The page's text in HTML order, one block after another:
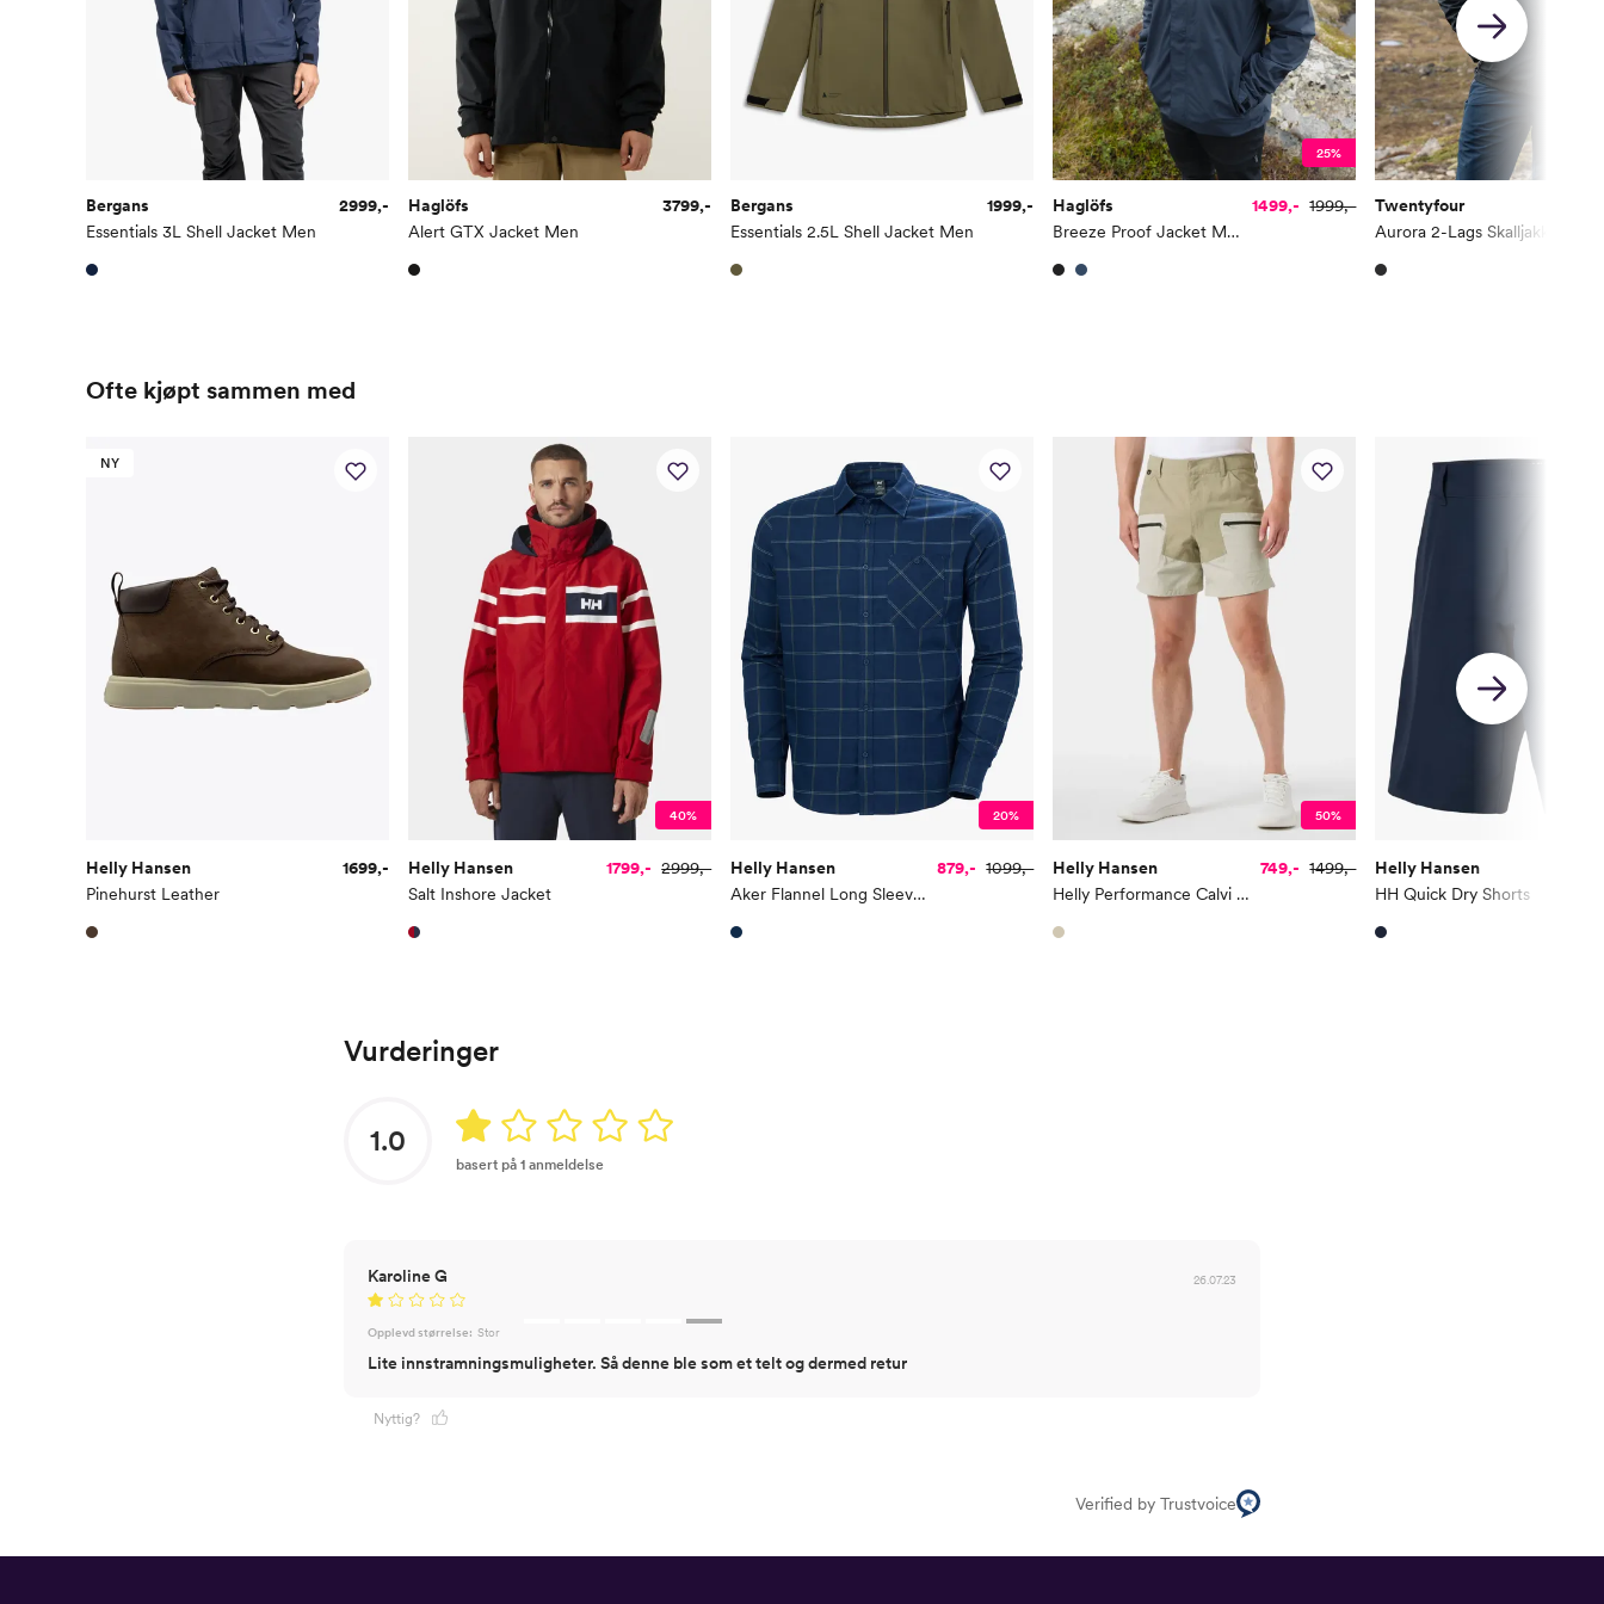
Bergans
Essentials 3L Shell Jacket Men
2999,-
Haglöfs
Alert GTX Jacket Men
3799,-
Bergans
Essentials 2.5L Shell Jacket Men
1999,-
25%
Haglöfs
Breeze Proof Jacket Men
1499,- 1999,-
Twentyfour
Aurora 2-Lags Skalljakke
Ofte kjøpt sammen med
NY
Helly Hansen
Pinehurst Leather
1699,-
40%
Helly Hansen
Salt Inshore Jacket
1799,- 2999,-
20%
Helly Hansen
Aker Flannel Long Sleeve Shirt
879,- 1099,-
50%
Helly Hansen
Helly Performance Calvi Shorts
749,- 1499,-
Helly Hansen
HH Quick Dry Shorts
Vurderinger
1.0
basert på 1 anmeldelse
Karoline G 26.07.23
Opplevd størrelse: Stor
Lite innstramningsmuligheter. Så denne ble som et telt og dermed retur
Nyttig?
Verified by Trustvoice